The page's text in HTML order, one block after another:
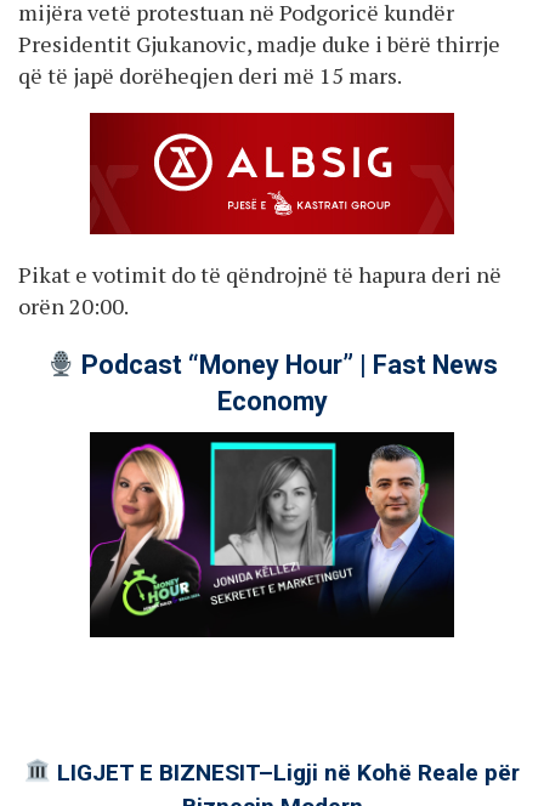
mijëra vetë protestuan në Podgoricë kundër
Presidentit Gjukanovic, madje duke i bërë thirrje
që të japë dorëheqjen deri më 15 mars.
Pikat e votimit do të qëndrojnë të hapura deri në
orën 20:00.
Podcast “Money Hour” | Fast News
Economy
LIGJET E BIZNESIT–Ligji në Kohë Reale për